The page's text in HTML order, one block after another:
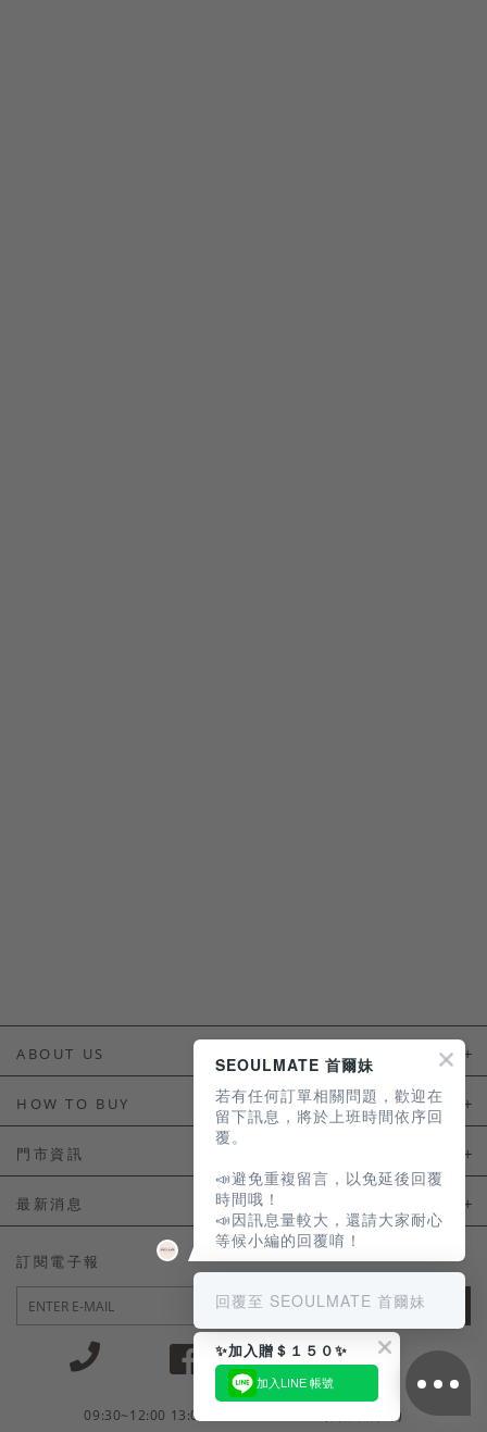
ABOUT US
HOW TO BUY
如何購買
會員常見問題
訂單常見問題
商品售後服務
電子發票
門市資訊
門市資訊
最新消息
LINE官方會員活動
訂閱電子報
JOIN
09:30~12:00 13:00~18:30 / Mon - Fri(例假日除外)
✨加入贈＄１５０✨
加入LINE 帳號
SEOULMATE 首爾妹
若有任何訂單相關問題，歡迎在
留下訊息，將於上班時間依序回
覆。
📣避免重複留言，以免延後回覆
時間哦！
📣因訊息量較大，還請大家耐心
等候小編的回覆唷！
回覆至 SEOULMATE 首爾妹